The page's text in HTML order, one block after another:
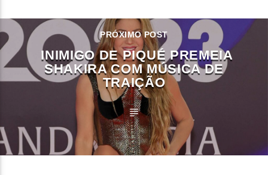
PRÓXIMO POST
INIMIGO DE PIQUÉ PREMEIA
SHAKIRA COM MÚSICA DE
TRAIÇÃO